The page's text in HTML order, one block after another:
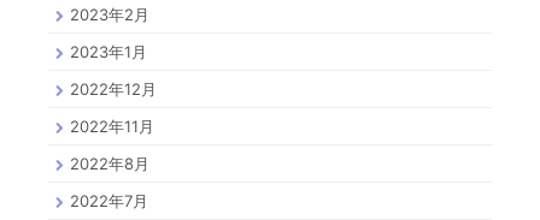
2023年2月
2023年1月
2022年12月
2022年11月
2022年8月
2022年7月